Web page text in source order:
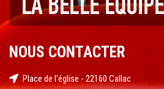
NOUS CONTACTER
Place de l'église - 22160 Callac